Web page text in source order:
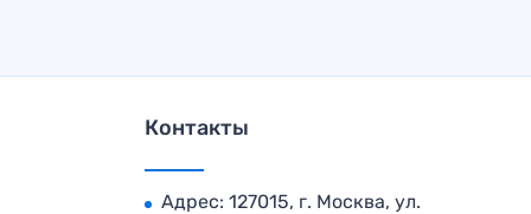
Контакты
Адрес: 127015, г. Москва, ул.